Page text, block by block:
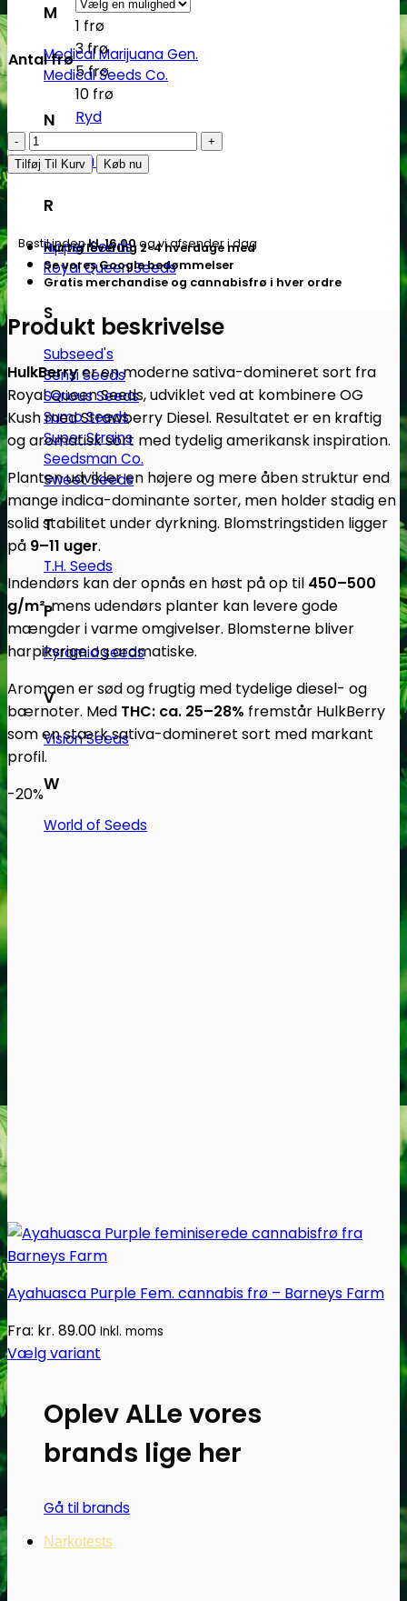
M
Medical Marijuana Gen.
Medical Seeds Co.
N
Nirvana Seeds
R
Ripper Seeds
Royal Queen Seeds
S
Subseed's
Sensi Seeds
Serious Seeds
Sumo Seeds
Super Strains
Seedsman Co.
Sweet Seeds
T
T.H. Seeds
P
Pyramid seeds
V
Vision Seeds
W
World of Seeds
Oplev ALLe vores
brands lige her
Gå til brands
Narkotests
Antal frø
1 frø
3 frø
5 frø
10 frø
Ryd
HulkBerry
-
skunkfrø
Royal
Queen
antal
Tilføj Til Kurv Køb nu
Bestil indenkl. 16.00og vi afsender i dag
Hurtig levering 2-4 hverdage med
Se vores Google bedømmelser
Gratis merchandise og cannabisfrø i hver ordre
Produkt beskrivelse
HulkBerryer en moderne sativa-domineret sort fra
Royal Queen Seeds, udviklet ved at kombinere OG
Kush med Strawberry Diesel. Resultatet er en kraftig
og aromatisk sort med tydelig amerikansk inspiration.
Planten udvikler en højere og mere åben struktur end
mange indica-dominante sorter, men holder stadig en
solid stabilitet under dyrkning. Blomstringstiden ligger
på 9–11 uger.
Indendørs kan der opnås en høst på op til 450–500
g/m², mens udendørs planter kan levere gode
mængder i varme omgivelser. Blomsterne bliver
harpiksrige og aromatiske.
Aromaen er sød og frugtig med tydelige diesel- og
bærnoter. Med THC: ca. 25–28% fremstår HulkBerry
som en stærk sativa-domineret sort med markant
profil.
-20%
Ayahuasca Purple Fem. cannabis frø – Barneys Farm
Fra: kr. 89.00 Inkl. moms
Vælg variant
Dette
vare
varianter.
kan
vælges
på
varesiden